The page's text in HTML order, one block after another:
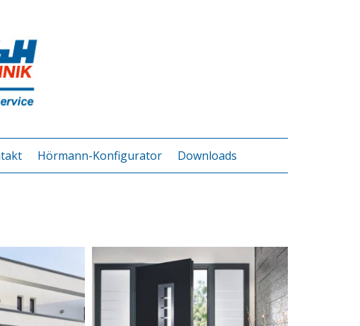
Hörmann-Konfigurator Downloads